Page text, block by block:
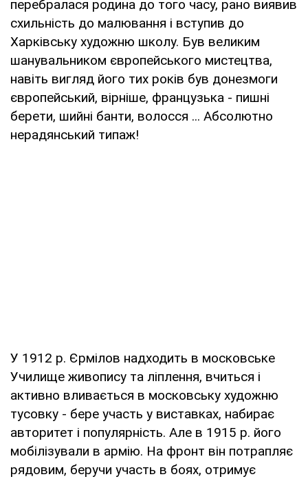
перебралася родина до того часу, рано виявив
схильність до малювання і вступив до
Харківську художню школу. Був великим
шанувальником європейського мистецтва,
навіть вигляд його тих років був донезмоги
європейський, вірніше, французька - пишні
берети, шийні банти, волосся ... Абсолютно
нерадянський типаж!
У 1912 р. Єрмілов надходить в московське
Училище живопису та ліплення, вчиться і
активно вливається в московську художню
тусовку - бере участь у виставках, набирає
авторитет і популярність. Але в 1915 р. його
мобілізували в армію. На фронт він потрапляє
рядовим, беручи участь в боях, отримує